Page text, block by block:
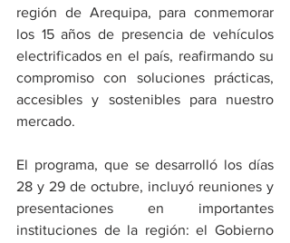
región de Arequipa, para conmemorar
los 15 años de presencia de vehículos
electrificados en el país, reafirmando su
compromiso con soluciones prácticas,
accesibles y sostenibles para nuestro
mercado.
El programa, que se desarrolló los días
28 y 29 de octubre, incluyó reuniones y
presentaciones en importantes
instituciones de la región: el Gobierno